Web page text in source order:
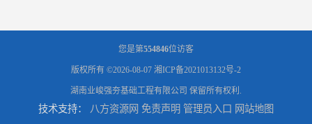
您是第554846位访客
版权所有 ©2026-08-07 湘ICP备2021013132号-2
湖南业峻强夯基础工程有限公司 保留所有权利.
技术支持： 八方资源网 免责声明 管理员入口 网站地图